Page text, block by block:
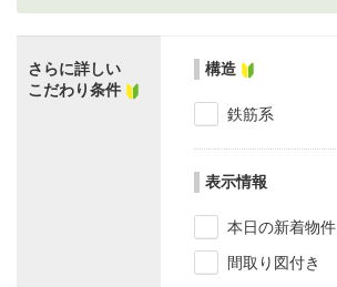
さらに詳しい
こだわり条件
構造
鉄筋系
表示情報
本日の新着物件
間取り図付き